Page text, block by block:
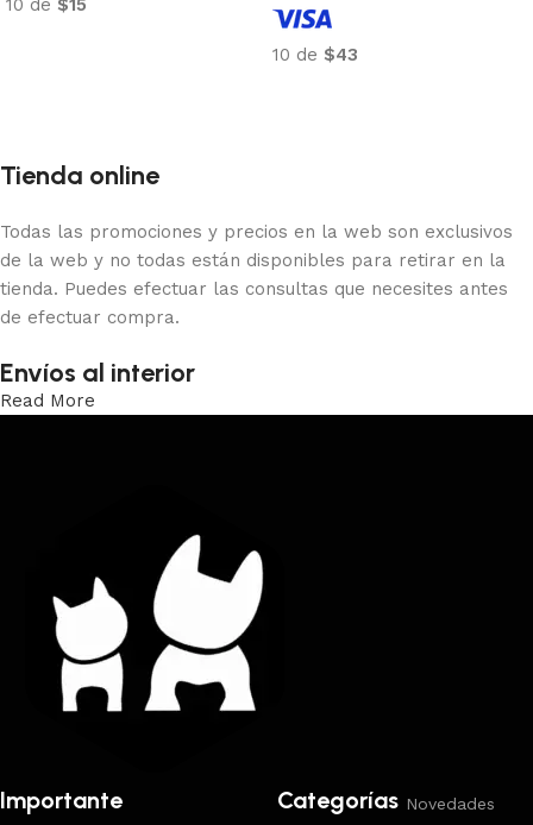
10 de $15
10 de $43
Tienda online
Todas las promociones y precios en la web son exclusivos
de la web y no todas están disponibles para retirar en la
tienda. Puedes efectuar las consultas que necesites antes
de efectuar compra.
Envíos al interior
Read More
Importante Categorías Novedades